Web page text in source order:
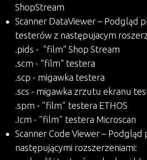
ShopStream
Scanner DataViewer – Podgląd
testerów z następujacym
.pids - “film” Shop Stream
.scm - “film” testera
.scp - migawka testera
.scs - migawka zrzutu ekranu
.spm - "film" testera ETHOS
.Icm - "film" testera Microscan
Scanner Code Viewer – Podgląd
następującymi rozszerzeniami: